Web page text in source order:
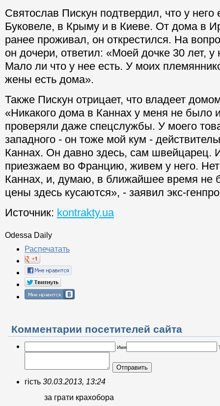
Святослав Пискун подтвердил, что у него
Буковеле, в Крыму и в Киеве. От дома в
ранее проживал, он открестился. На
он дочери, ответил: «Моей дочке 30 лет, у
Мало ли что у нее есть. У моих
жены есть дома».
Также Пискун отрицает, что владеет
«Никакого дома в Каннах у меня не было
проверяли даже спецслужбы. У моего
западного - он тоже мой кум -
Каннах. Он давно здесь, сам швейцарец.
приезжаем во Францию, живем у него.
Каннах, и, думаю, в ближайшее время не
цены здесь кусаются», - заявил экс-
Источник: kontrakty.ua
Odessa Daily
Распечатать
Комментарии посетителей сайта
Имя
Отправить
гість 30.03.2013, 13:24
за грати крахобора